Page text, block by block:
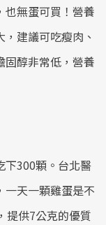
也無蛋可買！營養
建議可吃瘦肉、
固醇非常低，營養
下300顆。台北醫
一天一顆雞蛋是不
提供7公克的優質